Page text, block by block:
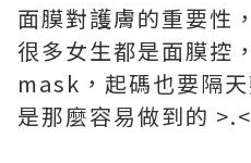
面膜對護膚的重要性
很多女生都是面膜控
mask，起碼也要隔
是那麼容易做到的 >.<